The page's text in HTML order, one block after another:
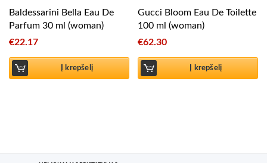
Baldessarini Bella Eau De
Parfum 30 ml (woman)
€22.17
Į krepšelį
Gucci Bloom Eau De Toilette
100 ml (woman)
€62.30
Į krepšelį